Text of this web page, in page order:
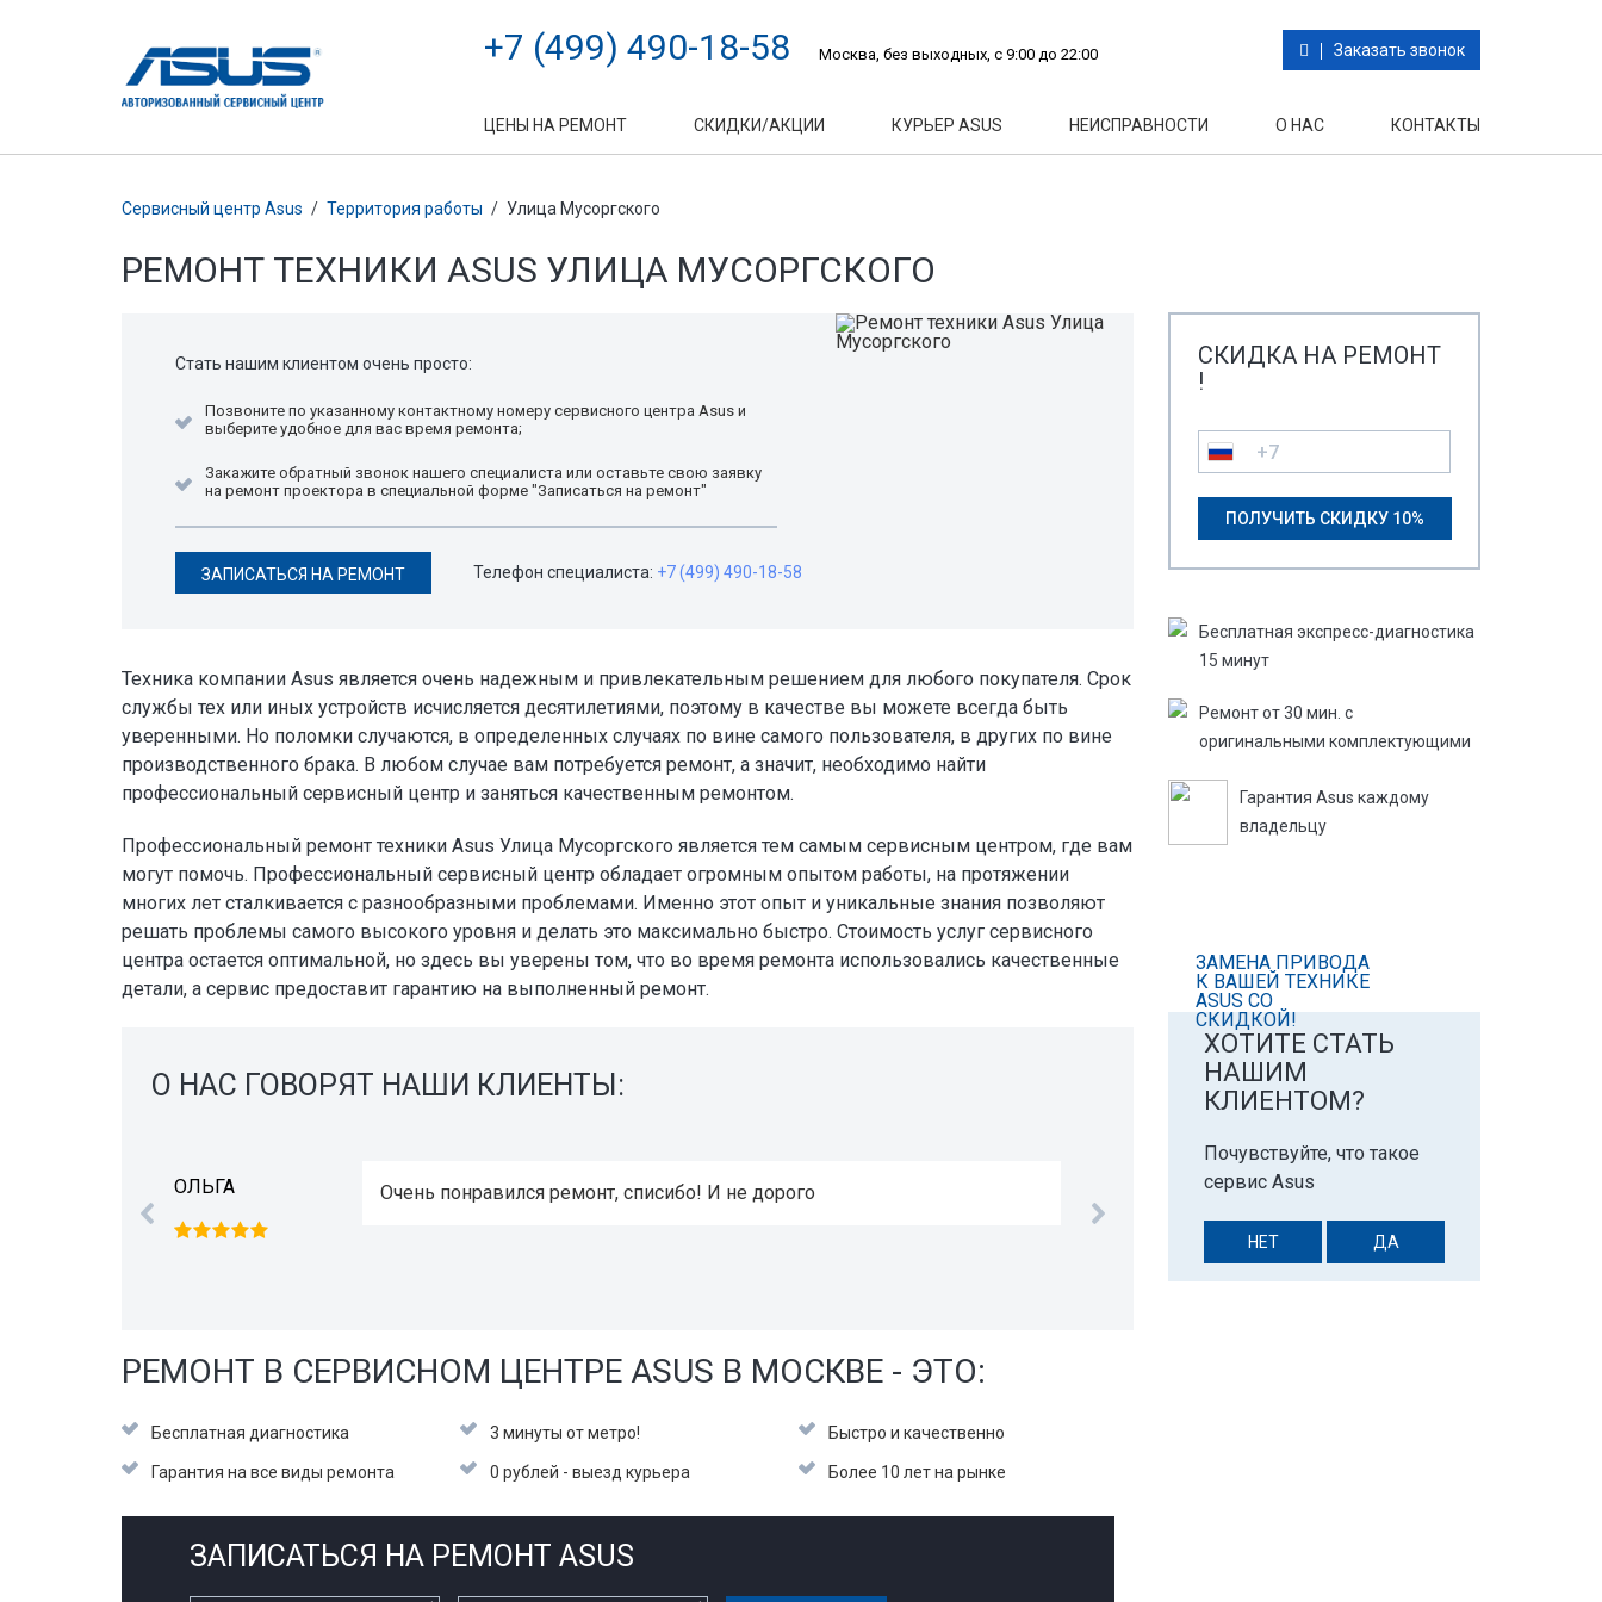
+7 (499) 490-18-58 Москва, без выходных, с 9:00 до 22:00 Заказать звонок
ЦЕНЫ НА РЕМОНТ СКИДКИ/АКЦИИ КУРЬЕР ASUS НЕИСПРАВНОСТИ О НАС КОНТАКТЫ
СКИДКА НА РЕМОНТ
!
Бесплатная экспресс-­диагностика
­15 минут
Ремонт от 30 мин. с
оригинальными комплектующими
Гарантия Asus каждому
владельцу
ЗАМЕНА ПРИВОДА
К ВАШЕЙ ТЕХНИКЕ
ASUS СО
СКИДКОЙ!
ХОТИТЕ СТАТЬ
НАШИМ
КЛИЕНТОМ?
Почувствуйте, что такое
сервис Asus
НЕТ ДА
Сервисный центр Asus / Территория работы / Улица Мусоргского
РЕМОНТ ТЕХНИКИ ASUS УЛИЦА МУСОРГСКОГО
Стать нашим клиентом очень просто:
Позвоните по указанному контактному номеру сервисного центра Asus и
выберите удобное для вас время ремонта;
Закажите обратный звонок нашего специалиста или оставьте свою заявку
на ремонт проектора в специальной форме "Записаться на ремонт"
ЗАПИСАТЬСЯ НА РЕМОНТ Телефон специалиста: +7 (499) 490-18-58
Техника компании Asus является очень надежным и привлекательным решением для любого покупателя. Срок
службы тех или иных устройств исчисляется десятилетиями, поэтому в качестве вы можете всегда быть
уверенными. Но поломки случаются, в определенных случаях по вине самого пользователя, в других по вине
производственного брака. В любом случае вам потребуется ремонт, а значит, необходимо найти
профессиональный сервисный центр и заняться качественным ремонтом.
Профессиональный ремонт техники Asus Улица Мусоргского является тем самым сервисным центром, где вам
могут помочь. Профессиональный сервисный центр обладает огромным опытом работы, на протяжении
многих лет сталкивается с разнообразными проблемами. Именно этот опыт и уникальные знания позволяют
решать проблемы самого высокого уровня и делать это максимально быстро. Стоимость услуг сервисного
центра остается оптимальной, но здесь вы уверены том, что во время ремонта использовались качественные
детали, а сервис предоставит гарантию на выполненный ремонт.
О НАС ГОВОРЯТ НАШИ КЛИЕНТЫ:
Очень понравился ремонт, списибо! И не дорого ОЛЕГ Недорого отремонтировал телевизор, всё работает!
РЕМОНТ В СЕРВИСНОМ ЦЕНТРЕ ASUS В МОСКВЕ - ЭТО:
Бесплатная диагностика 3 минуты от метро! Быстро и качественно
Гарантия на все виды ремонта 0 рублей - выезд курьера Более 10 лет на рынке
ЗАПИСАТЬСЯ НА РЕМОНТ ASUS